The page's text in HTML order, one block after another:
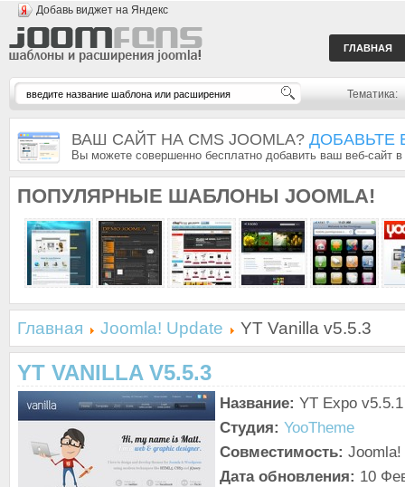
Добавь виджет на Яндекс
ГЛАВНАЯ
Тематика:
ВАШ САЙТ НА CMS JOOMLA? ДОБАВЬТЕ
Вы можете совершенно бесплатно добавить ваш веб-сайт
ПОПУЛЯРНЫЕ ШАБЛОНЫ JOOMLA!
Главная Joomla! Update YT Vanilla v5.5.3
YT VANILLA V5.5.3
Название: YT Expo v5.5.1
Студия: YooTheme
Совместимость:
Дата обновления: 10